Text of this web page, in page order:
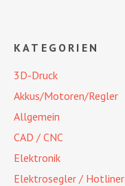
KATEGORIEN
3D-Druck
Akkus/Motoren/Regler
Allgemein
CAD / CNC
Elektronik
Elektrosegler / Hotliner